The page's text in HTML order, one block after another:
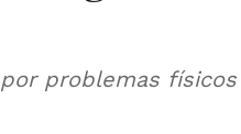
problemas físicos